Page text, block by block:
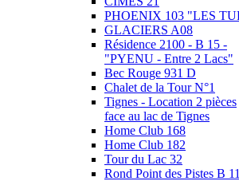
PHOENIX 103 "LES
GLACIERS A08
Résidence 2100 - B 15 -
"PYENU - Entre 2 Lacs"
Bec Rouge 931 D
Chalet de la Tour N°1
Tignes - Location 2 pièces
face au lac de Tignes
Home Club 168
Home Club 182
Tour du Lac 32
Rond Point des Pistes B